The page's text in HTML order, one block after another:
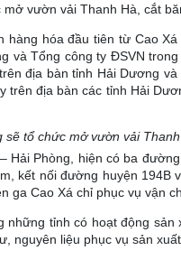
vườn vải Thanh Hà, cắt
hàng hóa đầu tiên từ Cao
và Tổng công ty ĐSVN
địa bàn tỉnh Hải Dương
trên địa bàn các tỉnh Hải
tổ chức mở vườn vải
Hải Phòng, hiện có ba
kết nối đường huyện
ga Cao Xá chỉ phục vụ vận
tỉnh có hoạt động
nguyên liệu phục vụ sản